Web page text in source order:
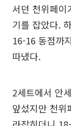
서던 천위페이
기를 잡았다.
16-16 동점까
따냈다.
2세트에서 안
앞섰지만 천